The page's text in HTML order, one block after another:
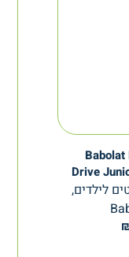
Babolat
Drive
לילדים,